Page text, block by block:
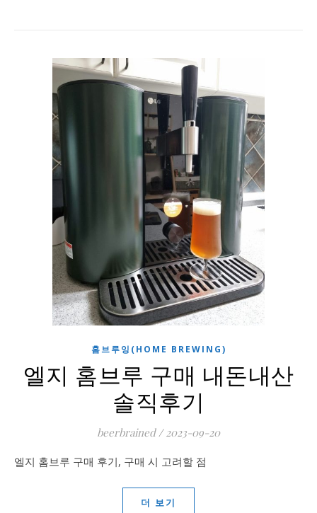
홈브루잉(HOME BREWING)
엘지 홈브루 구매 내돈내산
솔직후기
beerbrained / 2023-09-20
엘지 홈브루 구매 후기, 구매 시 고려할 점
더 보기